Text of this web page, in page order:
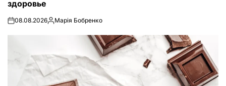
здоровье
on08.08.2026Запись
Марія Бобренко